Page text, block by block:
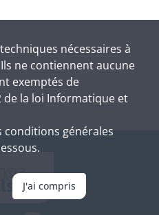
techniques nécessaires à
ne contiennent aucune
exemptés de
de la loi Informatique et
conditions générales
J'ai compris